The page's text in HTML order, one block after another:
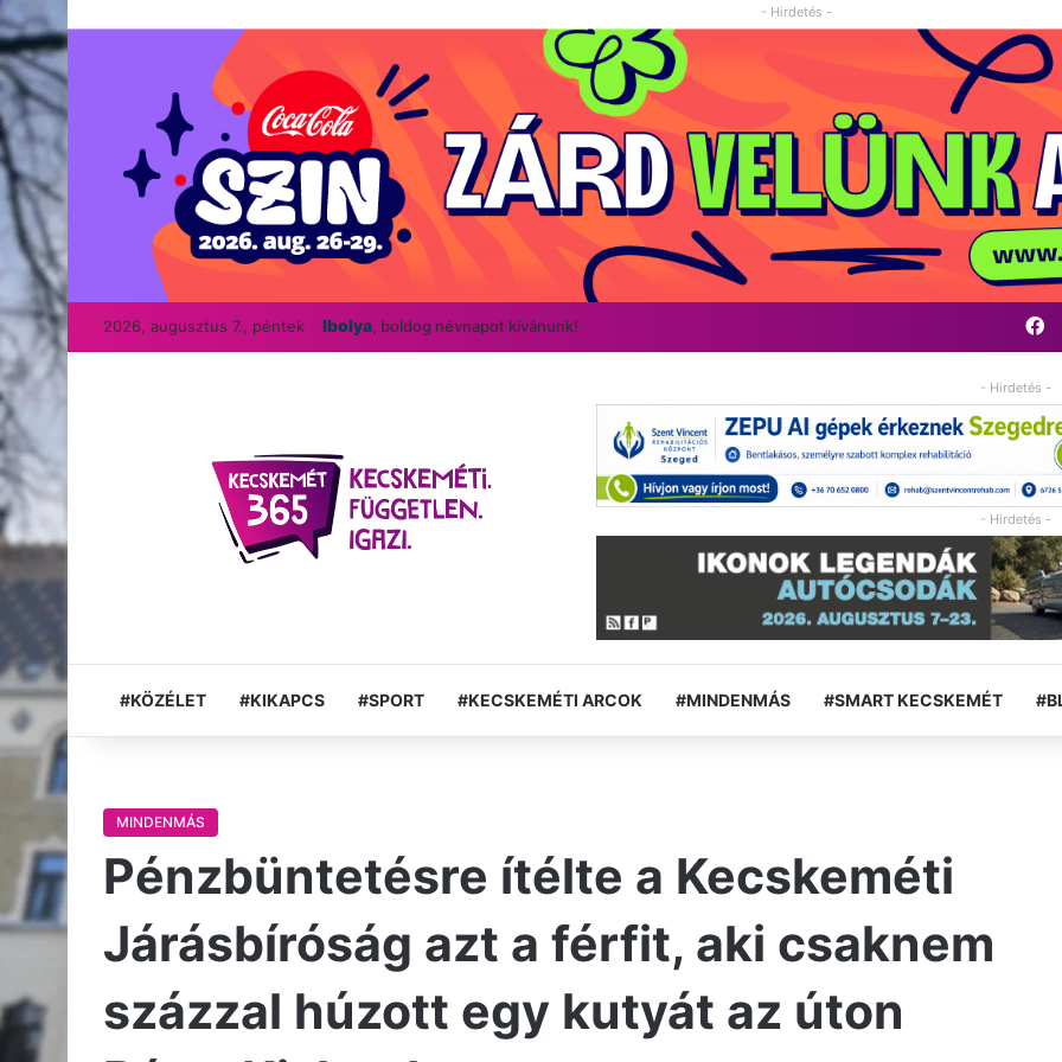
- Hirdetés -
2026, augusztus 7., péntek Ibolya, boldog névnapot kívánunk!
- Hirdetés -
- Hirdetés -
#KÖZÉLET #KIKAPCS #SPORT #KECSKEMÉTI ARCOK #MINDENMÁS #SMART KECSKEMÉT
MINDENMÁS
Pénzbüntetésre ítélte a Kecskeméti
Járásbíróság azt a férfit, aki csaknem
százzal húzott egy kutyát az úton